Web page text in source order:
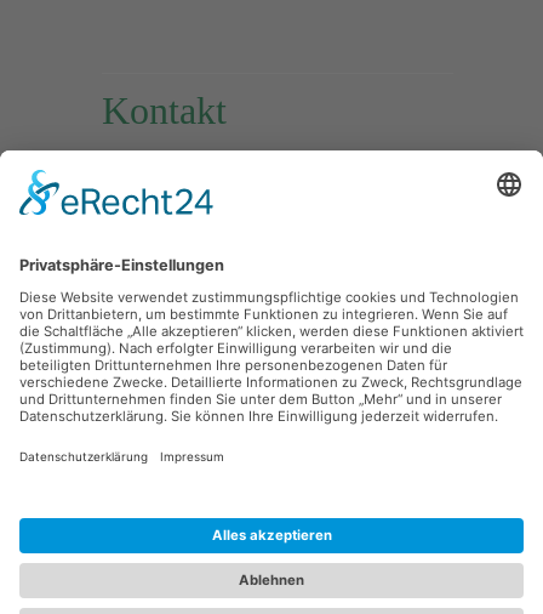
Kontakt
Adresse:
84098 Hohenthann
Telefon:08784 / 1442
E-Mail:vorstand@fc-
hohenthann.de
brain-thing.com© 2026. All rights